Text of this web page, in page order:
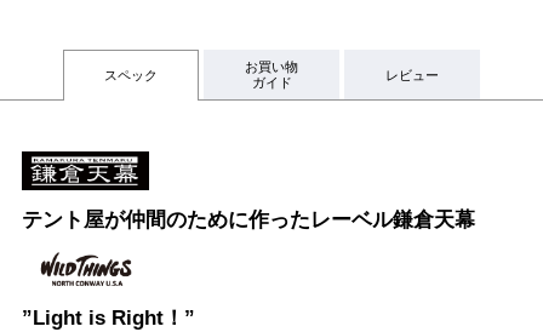
スペック
お買い物
ガイド
レビュー
テント屋が仲間のために作ったレーベル鎌倉天幕
”Light is Right！”